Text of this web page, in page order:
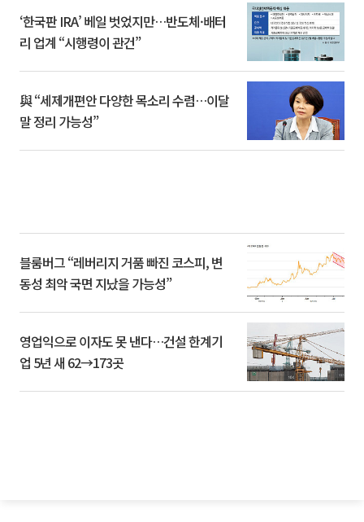
‘한국판 IRA’ 베일 벗었지만…반도체·배터
리 업계 “시행령이 관건”
與 “세제개편안 다양한 목소리 수렴…이달
말 정리 가능성”
블룸버그 “레버리지 거품 빠진 코스피, 변
동성 최악 국면 지났을 가능성”
영업익으로 이자도 못 낸다…건설 한계기
업 5년 새 62→173곳